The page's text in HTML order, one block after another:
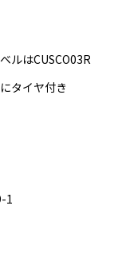
はCUSCO03R
イヤ付き
1